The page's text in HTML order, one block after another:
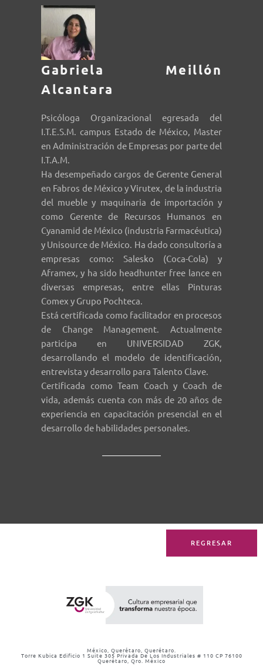
Gabriela Meillón
Alcantara
Psicóloga Organizacional egresada del
I.T.E.S.M. campus Estado de México, Master
en Administración de Empresas por parte del
I.T.A.M.
Ha desempeñado cargos de Gerente General
en Fabros de México y Virutex, de la industria
del mueble y maquinaria de importación y
como Gerente de Recursos Humanos en
Cyanamid de México (industria Farmacéutica)
y Unisource de México. Ha dado consultoría a
empresas como: Salesko (Coca-Cola) y
Aframex, y ha sido headhunter free lance en
diversas empresas, entre ellas Pinturas
Comex y Grupo Pochteca.
Está certificada como facilitador en procesos
de Change Management. Actualmente
participa en UNIVERSIDAD ZGK,
desarrollando el modelo de identificación,
entrevista y desarrollo para Talento Clave.
Certificada como Team Coach y Coach de
vida, además cuenta con más de 20 años de
experiencia en capacitación presencial en el
desarrollo de habilidades personales.
REGRESAR
México, Querétaro, Querétaro.
Torre Kubica Edificio 1 Suite 305 Privada De Los Industriales # 110 CP 76100
Querétaro, Qro. México